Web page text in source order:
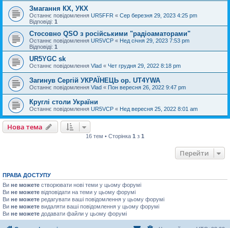
Змагання КХ, УКХ
Останнє повідомлення UR5FFR « Сер березня 29, 2023 4:25 pm
Відповіді: 1
Стосовно QSO з російськими "радіоаматорами"
Останнє повідомлення UR5VCP « Нед січня 29, 2023 7:53 pm
Відповіді: 1
UR5YGC sk
Останнє повідомлення Vlad « Чет грудня 29, 2022 8:18 pm
Загинув Сергій УКРАЇНЕЦЬ op. UT4YWA
Останнє повідомлення Vlad « Пон вересня 26, 2022 9:47 pm
Круглі столи України
Останнє повідомлення UR5VCP « Нед вересня 25, 2022 8:01 am
Нова тема
16 тем • Сторінка 1 з 1
Перейти
ПРАВА ДОСТУПУ
Ви не можете створювати нові теми у цьому форумі
Ви не можете відповідати на теми у цьому форумі
Ви не можете редагувати ваші повідомлення у цьому форумі
Ви не можете видаляти ваші повідомлення у цьому форумі
Ви не можете додавати файли у цьому форумі